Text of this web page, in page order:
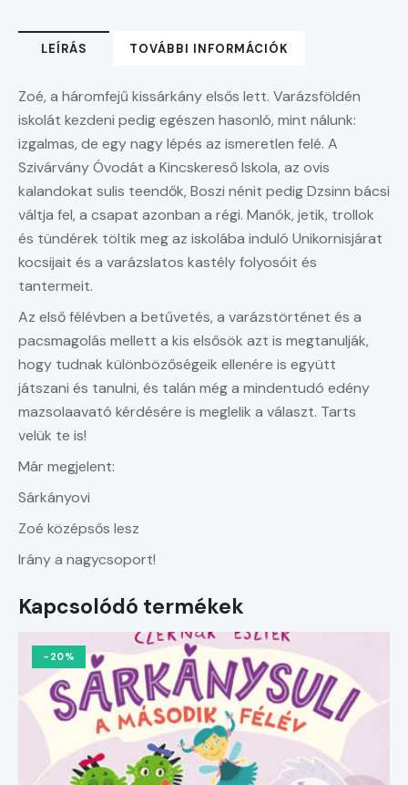
LEÍRÁS TOVÁBBI INFORMÁCIÓK
Zoé, a háromfejű kissárkány elsős lett. Varázsföldén
iskolát kezdeni pedig egészen hasonló, mint nálunk:
izgalmas, de egy nagy lépés az ismeretlen felé. A
Szivárvány Óvodát a Kincskereső Iskola, az ovis
kalandokat ­sulis teendők, Boszi nénit pedig Dzsinn bácsi
váltja fel, a csapat azonban a régi. Manók, jetik, trollok
és tündérek töltik meg az iskolába induló Unikornisjárat
kocsijait és a varázslatos kastély folyosóit és
tantermeit.
Az első félévben a betűvetés, a varázstörténet és a
pacsmagolás mellett a kis elsősök azt is megtanulják,
hogy tudnak különbözőségeik ellenére is együtt
játszani és tanulni, és talán még a mindentudó edény
mazsola­avató kérdésére is meg­lelik a választ. Tarts
velük te is!
Már megjelent:
Sárkányovi
Zoé középsős lesz
Irány a nagycsoport!
Kapcsolódó termékek
-20%